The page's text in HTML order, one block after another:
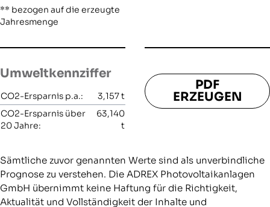
** bezogen auf die erzeugte
Jahresmenge
Umweltkennziffer
CO2-Ersparnis p.a.: 3,157t
CO2-Ersparnis über
20 Jahre:
63,140
t
PDF
ERZEUGEN
Sämtliche zuvor genannten Werte sind als unverbindliche
Prognose zu verstehen. Die ADREX Photovoltaikanlagen
GmbH übernimmt keine Haftung für die Richtigkeit,
Aktualität und Vollständigkeit der Inhalte und